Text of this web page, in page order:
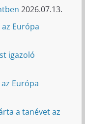
2026.07.13.
Európa
igazoló
Európa
a tanévet az